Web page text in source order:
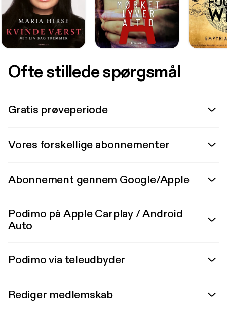
Ofte stillede spørgsmål
Gratis prøveperiode
Vores forskellige abonnementer
Abonnement gennem Google/Apple
Podimo på Apple Carplay / Android
Auto
Podimo via teleudbyder
Rediger medlemskab